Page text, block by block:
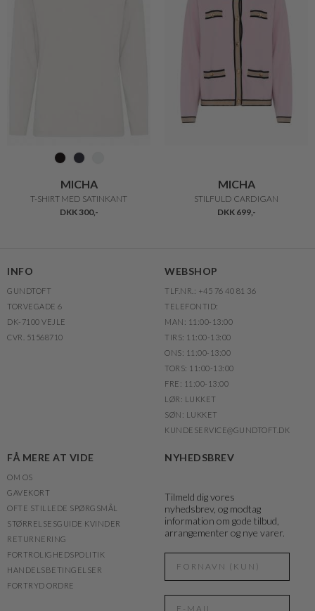
MICHA
T-SHIRT MED SATINKANT
DKK 300,-
MICHA
STILFULD CARDIGAN
DKK 699,-
INFO
GUNDTOFT
TORVEGADE 6
DK-7100 VEJLE
CVR. 51568710
WEBSHOP
TLF.NR.: +45 76 40 81 36
TELEFONTID:
MAN: 11:00-13:00
TIRS: 11:00-13:00
ONS: 11:00-13:00
TORS: 11:00-13:00
FRE: 11:00-13:00
LØR: LUKKET
SØN: LUKKET
KUNDESERVICE@GUNDTOFT.DK
FÅ MERE AT VIDE
OM OS
GAVEKORT
OFTE STILLEDE SPØRGSMÅL
STØRRELSESGUIDE KVINDER
RETURNERING
FORTROLIGHEDSPOLITIK
HANDELSBETINGELSER
FORTRYD ORDRE
NYHEDSBREV
Tilmeld dig vores
nyhedsbrev, og modtag
information om gode tilbud,
arrangementer og nye varer.